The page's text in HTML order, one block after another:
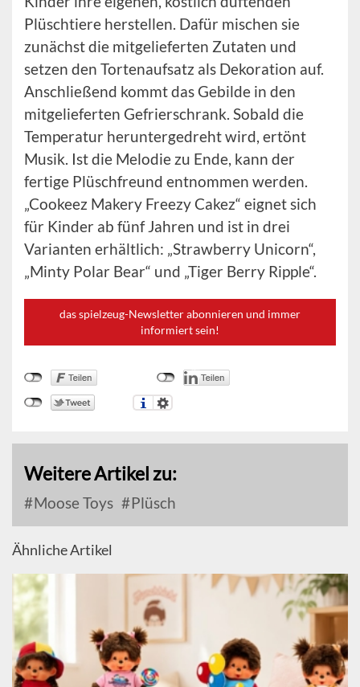
Plüschtiere herstellen. Dafür mischen sie
zunächst die mitgelieferten Zutaten und
setzen den Tortenaufsatz als Dekoration auf.
Anschließend kommt das Gebilde in den
mitgelieferten Gefrierschrank. Sobald die
Temperatur heruntergedreht wird, ertönt
Musik. Ist die Melodie zu Ende, kann der
fertige Plüschfreund entnommen werden.
„Cookeez Makery Freezy Cakez“ eignet sich
für Kinder ab fünf Jahren und ist in drei
Varianten erhältlich: „Strawberry Unicorn“,
„Minty Polar Bear“ und „Tiger Berry Ripple“.
das spielzeug-Newsletter abonnieren und immer
informiert sein!
Weitere Artikel zu:
Moose Toys Plüsch
Ähnliche Artikel